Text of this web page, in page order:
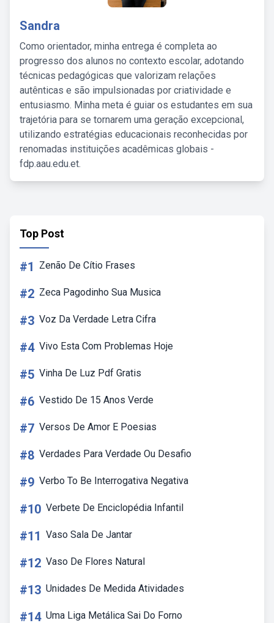
Sandra
Como orientador, minha entrega é completa ao
progresso dos alunos no contexto escolar, adotando
técnicas pedagógicas que valorizam relações
autênticas e são impulsionadas por criatividade e
entusiasmo. Minha meta é guiar os estudantes em sua
trajetória para se tornarem uma geração excepcional,
utilizando estratégias educacionais reconhecidas por
renomadas instituições acadêmicas globais -
fdp.aau.edu.et.
Top Post
#1 Zenão De Cítio Frases
#2 Zeca Pagodinho Sua Musica
#3 Voz Da Verdade Letra Cifra
#4 Vivo Esta Com Problemas Hoje
#5 Vinha De Luz Pdf Gratis
#6 Vestido De 15 Anos Verde
#7 Versos De Amor E Poesias
#8 Verdades Para Verdade Ou Desafio
#9 Verbo To Be Interrogativa Negativa
#10 Verbete De Enciclopédia Infantil
#11 Vaso Sala De Jantar
#12 Vaso De Flores Natural
#13 Unidades De Medida Atividades
#14 Uma Liga Metálica Sai Do Forno